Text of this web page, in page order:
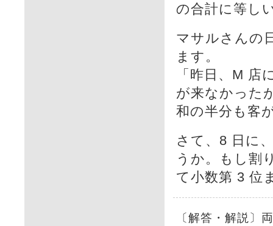
の合計に等し
マサルさんの
ます。
「昨日、M
が来なかった
和の半分も客
さて、8 日に
うか。もし割
て小数第 3 位
〔解答・解説〕